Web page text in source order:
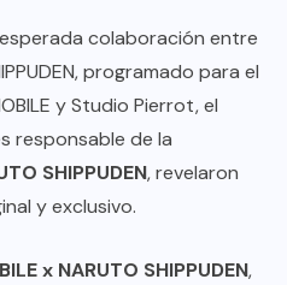
colaboración entre
programado para el
y Studio Pierrot, el
responsable de la
SHIPPUDEN, revelaron
y exclusivo.
x NARUTO SHIPPUDEN,